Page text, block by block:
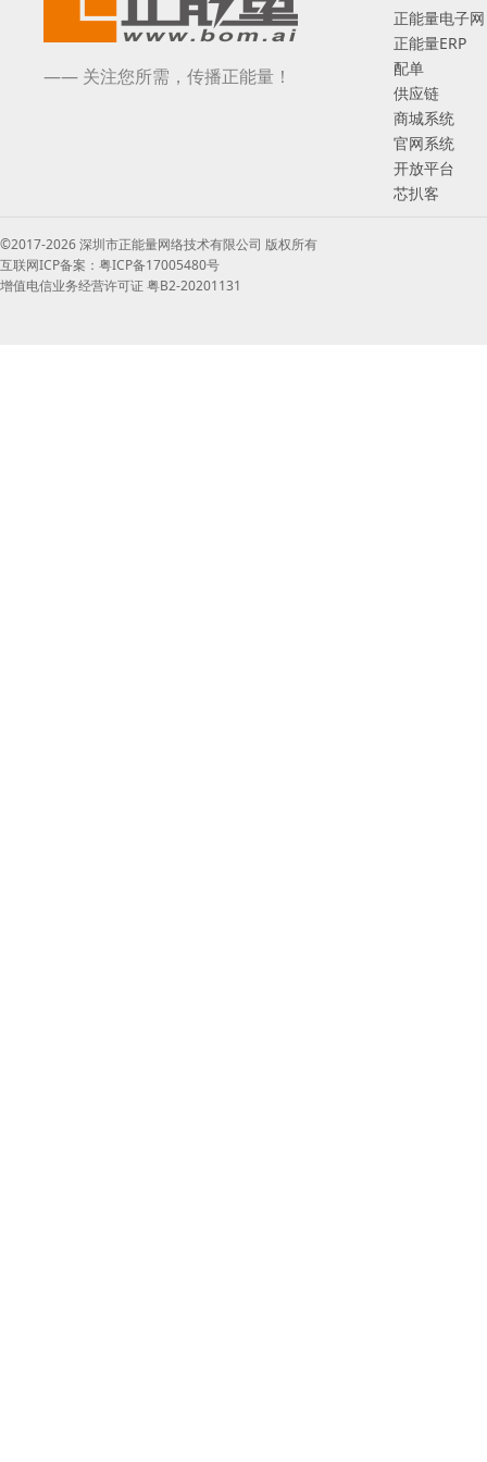
—— 关注您所需，传播正能量！
正能量电子网
正能量ERP
配单
供应链
商城系统
官网系统
开放平台
芯扒客
©2017-2026 深圳市正能量网络技术有限公司 版权所有
互联网ICP备案：粤ICP备17005480号
增值电信业务经营许可证 粤B2-20201131